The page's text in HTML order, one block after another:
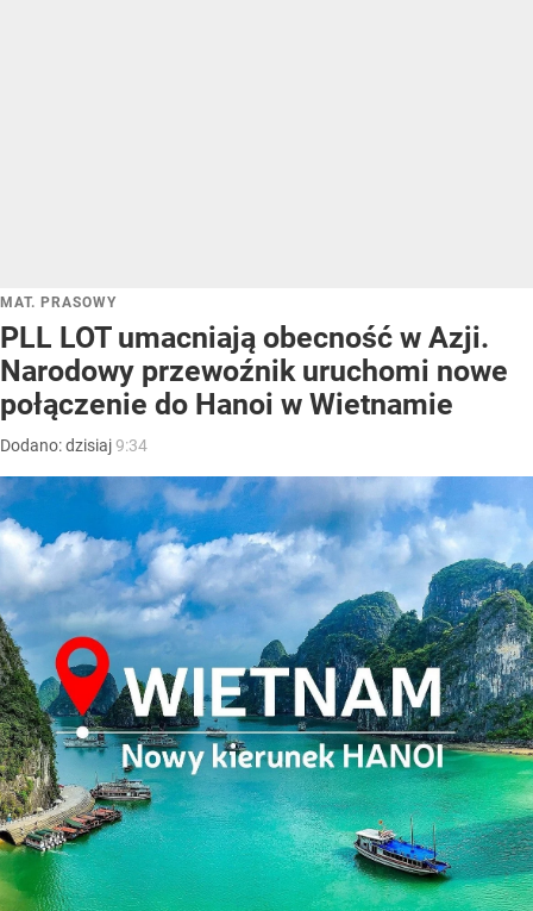
MAT. PRASOWY
PLL LOT umacniają obecność w Azji.
Narodowy przewoźnik uruchomi nowe
połączenie do Hanoi w Wietnamie
Dodano:dzisiaj9:34